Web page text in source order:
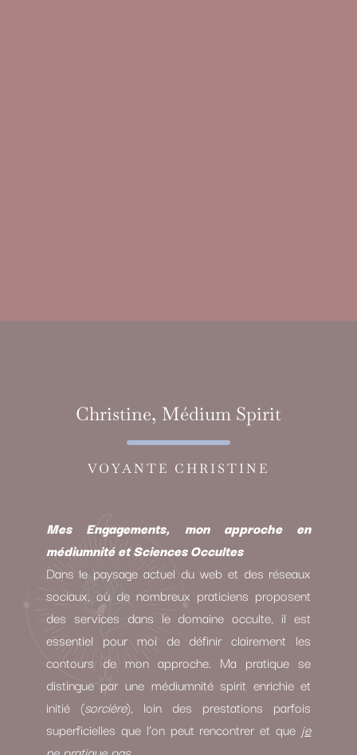
Christine, Médium Spirit
VOYANTE CHRISTINE
Mes Engagements, mon approche en
médiumnité et Sciences Occultes
Dans le paysage actuel du web et des réseaux
sociaux, où de nombreux praticiens proposent
des services dans le domaine occulte, il est
essentiel pour moi de définir clairement les
contours de mon approche. Ma pratique se
distingue par une médiumnité spirit enrichie et
initié (sorcière), loin des prestations parfois
superficielles que l’on peut rencontrer et que je